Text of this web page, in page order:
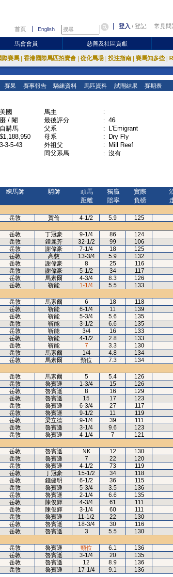
首頁 English 登入 /登記 常見問
馬會會員 慈善及社區貢獻
際賽馬 香港國際馬匹拍賣會 從化馬場 投注指南 賽馬知多些
賽果 賽事報告 騎練資料 馬匹資料 試閘結果 賽期表
美國
棗 / 閹
自購馬
$1,188,950
3-3-5-43
馬主
:
最後評分
: 46
父系
:
L'Emigrant
母系
:
Dry Fly
外祖父
:
Mill Reef
同父系馬
: 沒有
練馬師 騎師
頭馬
距離
獨贏
賠率
實際
負磅
岳敦 賀倫 4-1/2 5.9 125
岳敦 丁冠豪 9-1/4 86 124
岳敦 鍾麗芳 32-1/2 99 106
岳敦 謝偉豪 7-1/4 18 125
岳敦 高慈 13-3/4 5.9 132
岳敦 謝偉豪 8 25 116
岳敦 謝偉豪 5-1/2 34 117
岳敦 馬素爾 4-3/4 8.3 126
岳敦 靳能 1-1/4 5.5 133
岳敦 馬素爾 6 18 118
岳敦 靳能 6-1/4 11 139
岳敦 靳能 5-3/4 5.6 135
岳敦 靳能 3-1/2 6.6 135
岳敦 靳能 3/4 16 133
岳敦 靳能 4-1/2 2.8 133
岳敦 靳能 7 3.3 130
岳敦 馬素爾 1/4 4.8 134
岳敦 馬素爾 頸位 7.3 134
岳敦 馬素爾 5 5.4 126
岳敦 魯賓遜 1-3/4 15 126
岳敦 魯賓遜 8 16 129
岳敦 魯賓遜 15 17 123
岳敦 魯賓遜 6-3/4 27 117
岳敦 魯賓遜 9-1/2 11 119
岳敦 梁立德 9-1/4 39 111
岳敦 魯賓遜 3-1/4 9.6 123
岳敦 魯賓遜 4-1/4 7 121
岳敦 魯賓遜 NK 12 130
岳敦 魯賓遜 7 22 120
岳敦 魯賓遜 4-1/2 73 119
岳敦 丁冠豪 15-1/2 34 118
岳敦 錢健明 6-1/2 36 115
岳敦 魯賓遜 5-3/4 3.5 136
岳敦 魯賓遜 2-1/4 6.6 135
岳敦 陳俊輝 4-3/4 61 111
岳敦 陳俊輝 3-1/4 60 111
岳敦 魯賓遜 11-1/2 22 130
岳敦 魯賓遜 18-3/4 30 116
岳敦 魯賓遜 3 5.5 130
岳敦 魯賓遜 頸位 6.1 136
岳敦 魯賓遜 3-1/4 20 135
岳敦 魯賓遜 12 8.9 136
岳敦 魯賓遜 17-1/4 9.1 136